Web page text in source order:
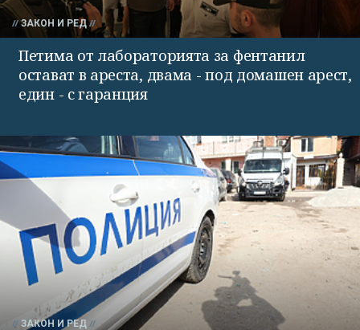
ЗАКОН И РЕД
Петима от лабораторията за фентанил
остават в ареста, двама - под домашен арест,
един - с гаранция
ЗАКОН И РЕД